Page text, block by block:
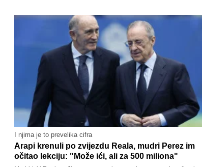
I njima je to prevelika cifra
Arapi krenuli po zvijezdu Reala, mudri Perez im
očitao lekciju: "Može ići, ali za 500 miliona"